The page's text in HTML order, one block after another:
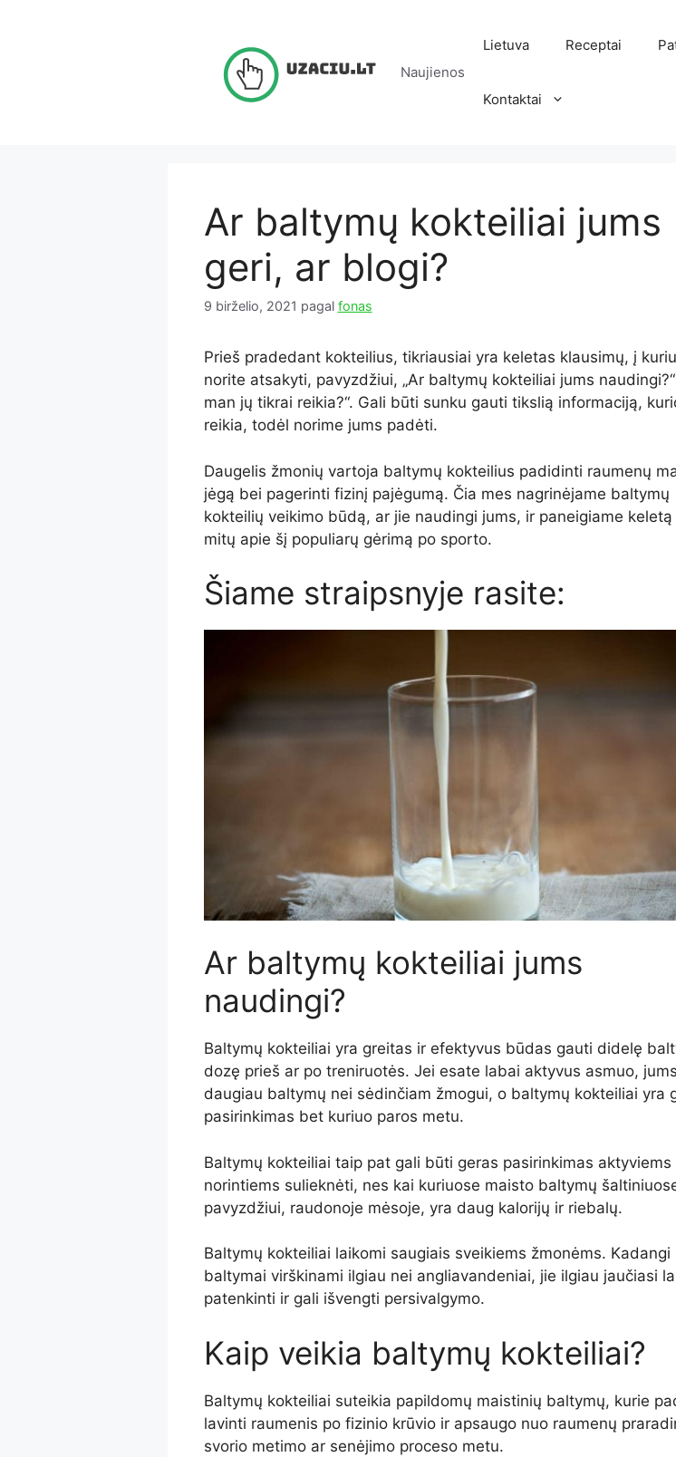
Naujienos
Lietuva Receptai
Kontaktai
Ar baltymų kokteiliai jums
geri, ar blogi?
9 birželio, 2021 pagal fonas
Prieš pradedant kokteilius, tikriausiai yra keletas klausimų, į
norite atsakyti, pavyzdžiui, „Ar baltymų kokteiliai jums naudingi?“
man jų tikrai reikia?“. Gali būti sunku gauti tikslią informaciją,
reikia, todėl norime jums padėti.
Daugelis žmonių vartoja baltymų kokteilius padidinti raumenų
jėgą bei pagerinti fizinį pajėgumą. Čia mes nagrinėjame baltymų
kokteilių veikimo būdą, ar jie naudingi jums, ir paneigiame
mitų apie šį populiarų gėrimą po sporto.
Šiame straipsnyje rasite:
Ar baltymų kokteiliai jums
naudingi?
Baltymų kokteiliai yra greitas ir efektyvus būdas gauti didelę
dozę prieš ar po treniruotės. Jei esate labai aktyvus asmuo,
daugiau baltymų nei sėdinčiam žmogui, o baltymų kokteiliai yra
pasirinkimas bet kuriuo paros metu.
Baltymų kokteiliai taip pat gali būti geras pasirinkimas aktyviems
norintiems sulieknėti, nes kai kuriuose maisto baltymų
pavyzdžiui, raudonoje mėsoje, yra daug kalorijų ir riebalų.
Baltymų kokteiliai laikomi saugiais sveikiems žmonėms. Kadangi
baltymai virškinami ilgiau nei angliavandeniai, jie ilgiau jaučiasi
patenkinti ir gali išvengti persivalgymo.
Kaip veikia baltymų kokteiliai?
Baltymų kokteiliai suteikia papildomų maistinių baltymų, kurie
lavinti raumenis po fizinio krūvio ir apsaugo nuo raumenų
svorio metimo ar senėjimo proceso metu.